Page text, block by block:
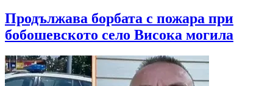
Продължава борбата с пожара при
бобошевското село Висока могила